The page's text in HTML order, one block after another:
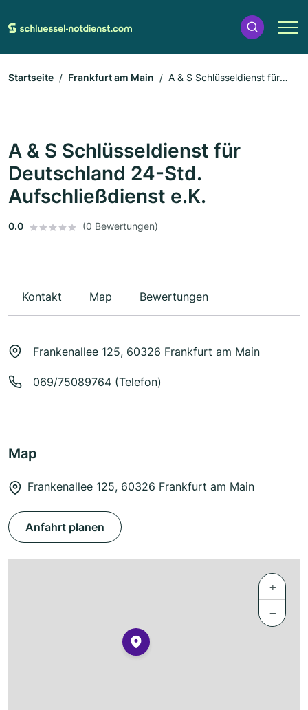
Startseite Frankfurt am Main
A & S Schlüsseldienst für
A & S Schlüsseldienst für
Deutschland 24-Std.
Aufschließdienst e.K.
0.0 (0 Bewertungen)
Kontakt Map Bewertungen
Frankenallee 125, 60326 Frankfurt am Main
069/75089764 (Telefon)
Map
Frankenallee 125, 60326 Frankfurt am Main
Anfahrt planen
+
−